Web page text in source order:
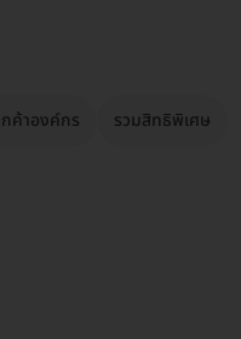
ค้าองค์กร รวมสิทธิพิเศษ